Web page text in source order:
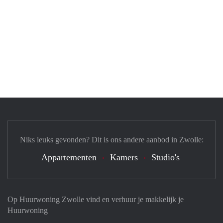
Op Huurwoning Zwolle vind en verhuur je makkelijk je
Huurwoning
Niks leuks gevonden? Dit is ons andere aanbod in Zwolle:
Appartementen Kamers Studio's